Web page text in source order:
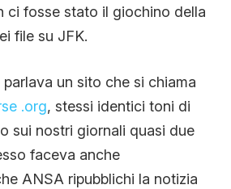
ci fosse stato il giochino della
file su JFK.
parlava un sito che si chiama
.org, stessi identici toni di
sui nostri giornali quasi due
faceva anche
ANSA ripubblichi la notizia